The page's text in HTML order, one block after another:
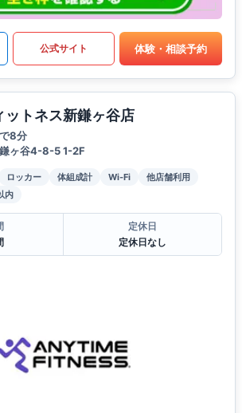
公式サイト 体験・相談予約
ットネス新鎌ヶ谷店
8分
ヶ谷4-8-5 1-2F
ロッカー 体組成計 Wi-Fi
他店舗利用
内
定休日
定休日なし